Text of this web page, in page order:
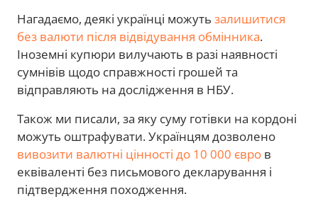
Нагадаємо, деякі українці можуть залишитися
без валюти після відвідування обмінника.
Іноземні купюри вилучають в разі наявності
сумнівів щодо справжності грошей та
відправляють на дослідження в НБУ.
Також ми писали, за яку суму готівки на кордоні
можуть оштрафувати. Українцям дозволено
вивозити валютні цінності до 10 000 євро в
еквіваленті без письмового декларування і
підтвердження походження.